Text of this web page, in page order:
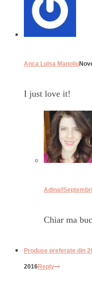
Anca Luisa Manoliu
I just love it!
Adina//
Chiar ma
Produse preferate din
2016Reply